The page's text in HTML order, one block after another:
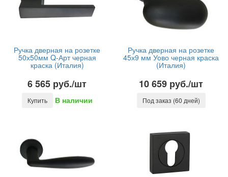
Ручка дверная на розетке
50х50мм Q-Арт черная
краска (Италия)
6 565 руб./шт
Купить В наличии
Ручка дверная на розетке
45х9 мм Уово черная краска
(Италия)
10 659 руб./шт
Под заказ (60 дней)